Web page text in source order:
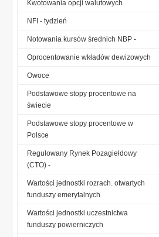
Kwotowania opcji walutowych
NFI - tydzień
Notowania kursów średnich NBP -
Oprocentowanie wkładów dewizowych
Owoce
Podstawowe stopy procentowe na
świecie
Podstawowe stopy procentowe w
Polsce
Regulowany Rynek Pozagiełdowy
(CTO) -
Wartości jednostki rozrach. otwartych
funduszy emerytalnych
Wartości jednostki uczestnictwa
funduszy powierniczych